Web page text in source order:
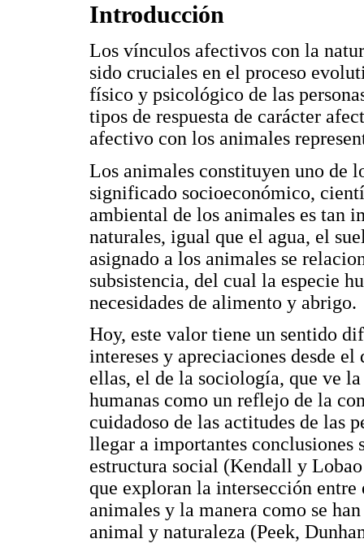
Introducción
Los vínculos afectivos con la
sido cruciales en el proceso
físico y psicológico de las
tipos de respuesta de carácter
afectivo con los animales
Los animales constituyen uno de
significado socioeconómico,
ambiental de los animales es tan
naturales, igual que el agua, el
asignado a los animales se
subsistencia, del cual la especie
necesidades de alimento y abrigo.
Hoy, este valor tiene un sentido
intereses y apreciaciones desde
ellas, el de la sociología, que ve
humanas como un reflejo de la
cuidadoso de las actitudes de las
llegar a importantes conclusiones
estructura social (Kendall y
que exploran la intersección
animales y la manera como se
animal y naturaleza (Peek,